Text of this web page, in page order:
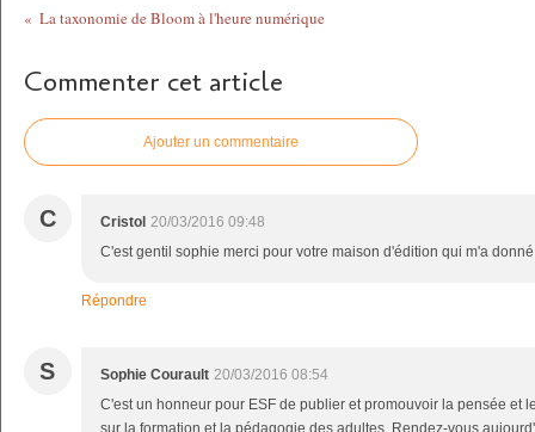
La taxonomie de Bloom à l'heure numérique
Commenter cet article
Ajouter un commentaire
C Cristol 20/03/2016 09:48
C'est gentil sophie merci pour votre maison d'édition qui m'a
Répondre
S Sophie Courault 20/03/2016 08:54
C'est un honneur pour ESF de publier et promouvoir la pensée et
sur la formation et la pédagogie des adultes. Rendez-vous